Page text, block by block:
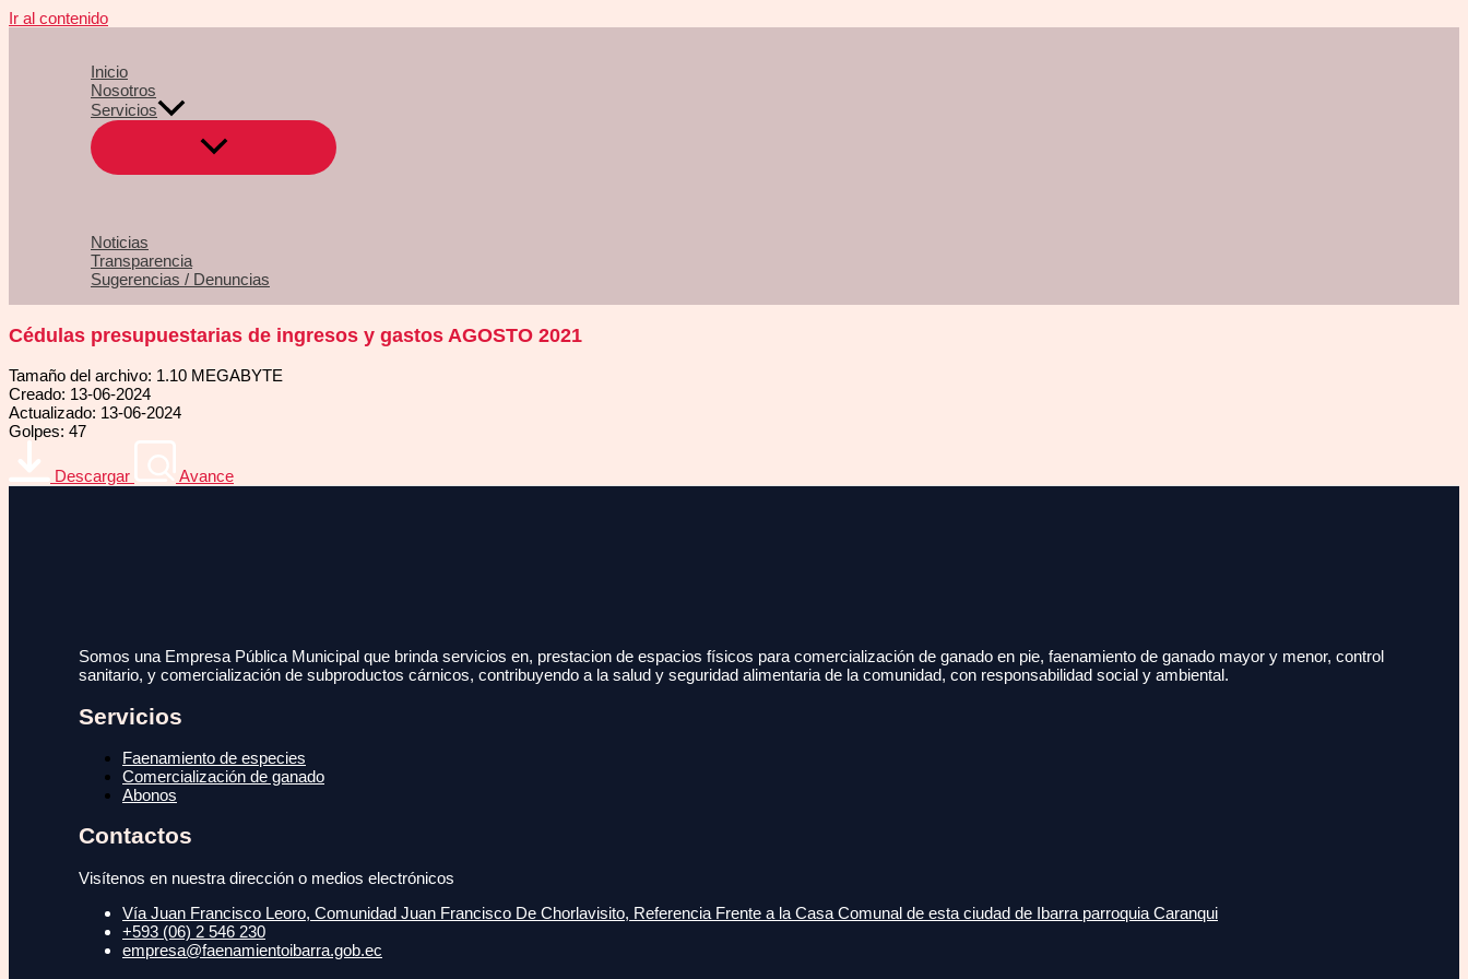
Ir al contenido
Inicio
Nosotros
Servicios
Noticias
Transparencia
Sugerencias / Denuncias
Cédulas presupuestarias de ingresos y gastos AGOSTO 2021
Tamaño del archivo: 1.10 MEGABYTE
Creado: 13-06-2024
Actualizado: 13-06-2024
Golpes: 47
Descargar Avance
Somos una Empresa Pública Municipal que brinda servicios en, prestacion de espacios físicos para comercialización de ganado en pie, faenamiento de ganado mayor y menor, control
sanitario, y comercialización de subproductos cárnicos, contribuyendo a la salud y seguridad alimentaria de la comunidad, con responsabilidad social y ambiental.
Servicios
Faenamiento de especies
Comercialización de ganado
Abonos
Contactos
Visítenos en nuestra dirección o medios electrónicos
Vía Juan Francisco Leoro, Comunidad Juan Francisco De Chorlavisito, Referencia Frente a la Casa Comunal de esta ciudad de Ibarra parroquia Caranqui
+593 (06) 2 546 230
empresa@faenamientoibarra.gob.ec